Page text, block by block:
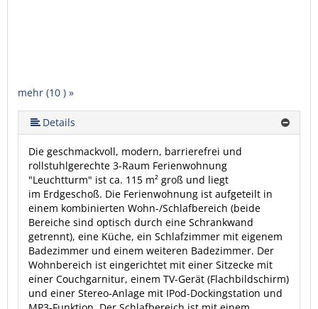
mehr (10 ) »
mehr (10 ) »
mehr (10 ) »
mehr (10 ) »
mehr (10 ) »
mehr (10 ) »
mehr (10 ) »
Details
Die geschmackvoll, modern, barrierefrei und
rollstuhlgerechte 3-Raum Ferienwohnung
"Leuchtturm" ist ca. 115 m² groß und liegt
im Erdgeschoß. Die Ferienwohnung ist aufgeteilt in
einem kombinierten Wohn-/Schlafbereich (beide
Bereiche sind optisch durch eine Schrankwand
getrennt), eine Küche, ein Schlafzimmer mit eigenem
Badezimmer und einem weiteren Badezimmer. Der
Wohnbereich ist eingerichtet mit einer Sitzecke mit
einer Couchgarnitur, einem TV-Gerät (Flachbildschirm)
und einer Stereo-Anlage mit IPod-Dockingstation und